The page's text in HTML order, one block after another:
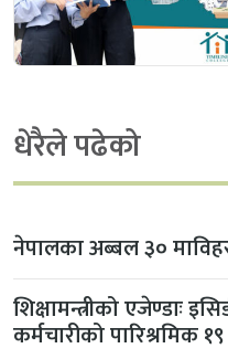
धेरैले पढेको
नेपालका अब्बल ३०
शिक्षामन्त्रीको एजेण्डाः
कर्मचारीको पारिश्रमिक